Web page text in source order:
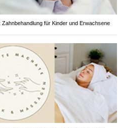
für Kinder und Erwachsene